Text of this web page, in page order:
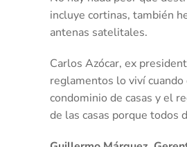
incluye cortinas, también
antenas satelitales.
Carlos Azócar, ex
reglamentos lo viví
condominio de casas y el
de las casas porque todos